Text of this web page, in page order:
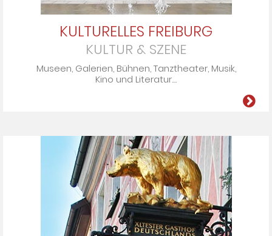
KULTURELLES FREIBURG
KULTUR & SZENE
Mu­seen, Ga­le­rien, Büh­nen, Tanz­the­ater, Mu­sik,
Ki­no und Li­te­ra­tur....